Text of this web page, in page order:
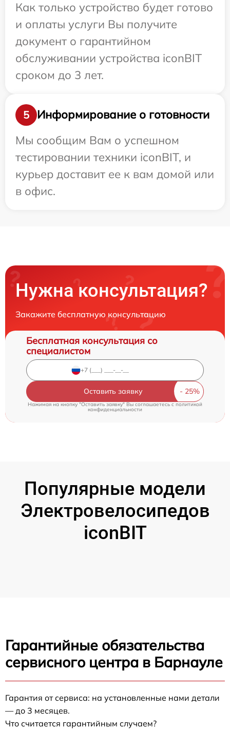
Как только устройство будет готово
и оплаты услуги Вы получите
документ о гарантийном
обслуживании устройства iconBIT
сроком до 3 лет.
5
Информирование о готовности
Мы сообщим Вам о успешном
тестировании техники iconBIT, и
курьер доставит ее к вам домой или
в офис.
Нужна консультация?
Закажите бесплатную консультацию
Бесплатная консультация со
специалистом
Оставить заявку
Нажимая на кнопку "Оставить заявку" Вы соглашаетесь cполитикой
конфиденциальности
Популярные модели
Электровелосипедов
iconBIT
Гарантийные обязательства
сервисного центра в Барнауле
Гарантия от сервиса: на установленные нами детали
— до 3 месяцев.
Что считается гарантийным случаем?